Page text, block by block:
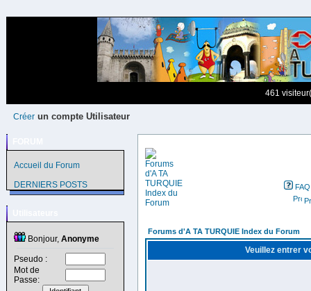
461
Créer un compte Utilisateur
Accueil du Forum
DERNIERS POSTS
Bonjour, Anonyme
Pseudo :
Mot de
Passe:
FAQ
Forums d'A TA TURQUIE Index du Forum
Veuillez entrer